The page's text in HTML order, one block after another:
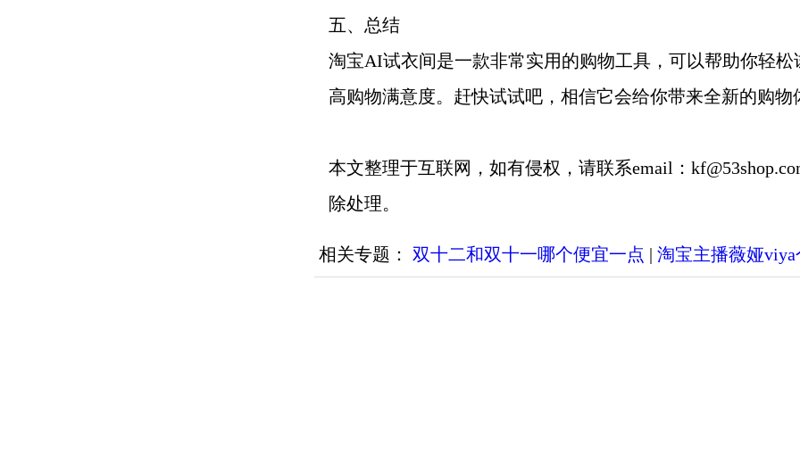
五、总结
淘宝AI试衣间是一款非常实用的购物工具，可以帮助你轻松
高购物满意度。赶快试试吧，相信它会给你带来全新的购物
本文整理于互联网，如有侵权，请联系email：kf@
除处理。
相关专题： 双十二和双十一哪个便宜一点 | 淘宝主播薇娅